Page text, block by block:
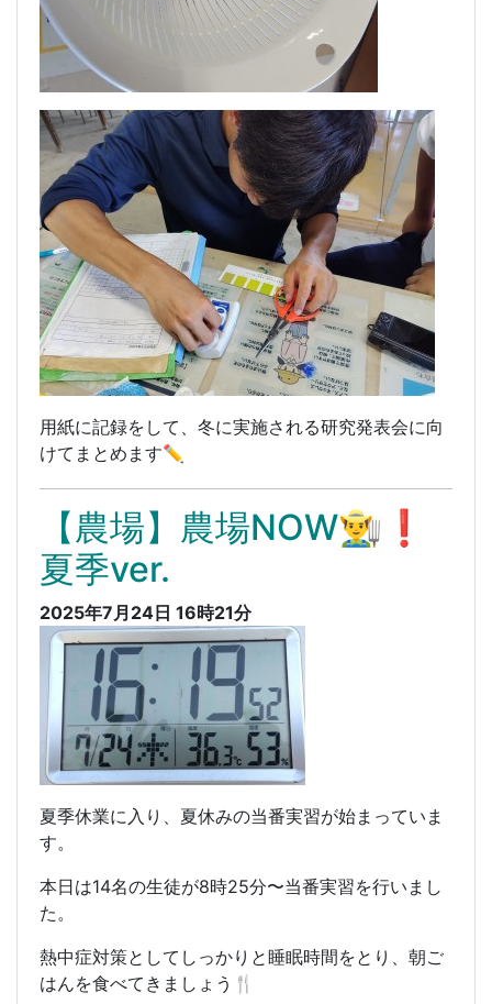
用紙に記録をして、冬に実施される研究発表会に向
けてまとめます✏️
【農場】農場NOW👨‍🌾❗️
夏季ver.
2025年7月24日 16時21分
夏季休業に入り、夏休みの当番実習が始まっていま
す。
本日は14名の生徒が8時25分〜当番実習を行いまし
た。
熱中症対策としてしっかりと睡眠時間をとり、朝ご
はんを食べてきましょう🍴